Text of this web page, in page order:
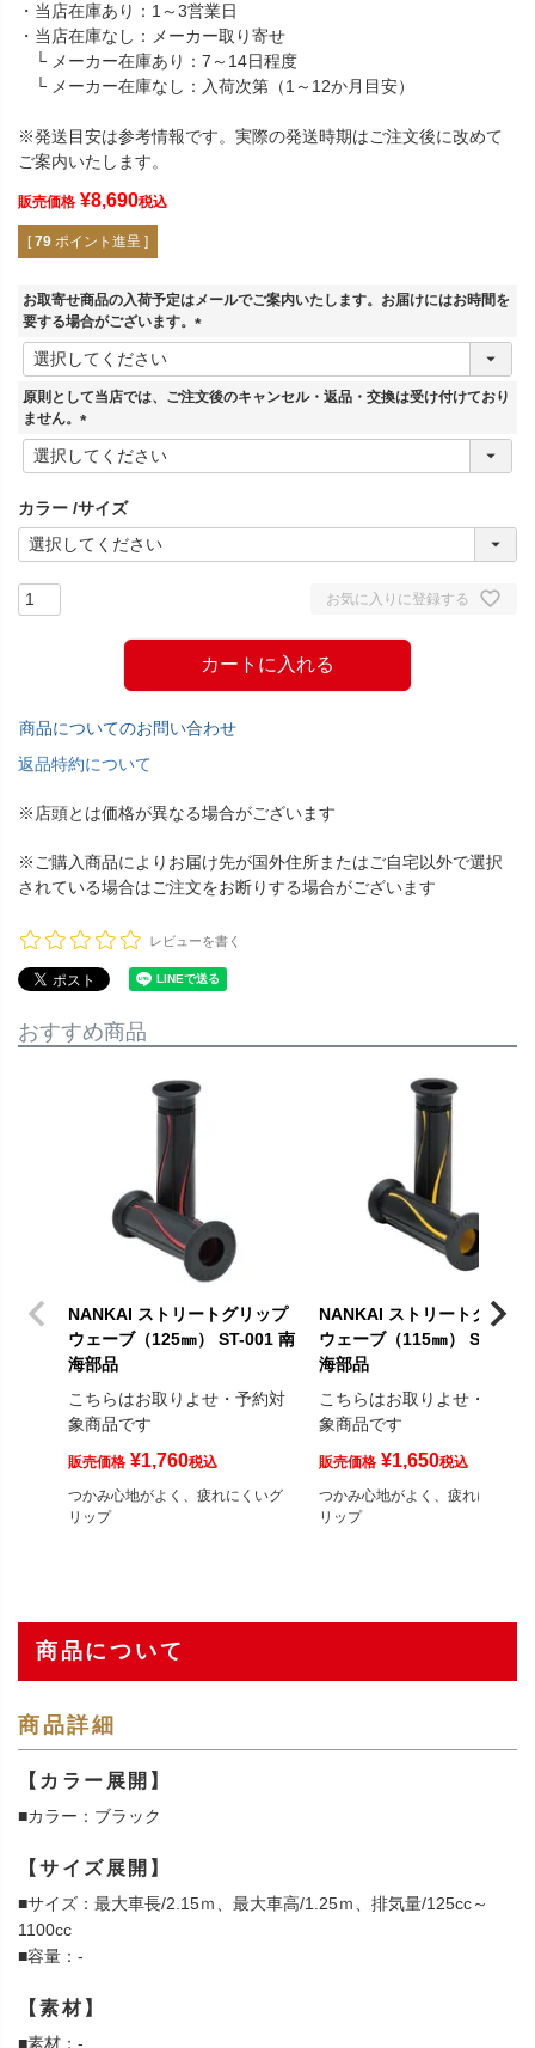
・当店在庫あり：1～3営業日
・当店在庫なし：メーカー取り寄せ
└ メーカー在庫あり：7～14日程度
└ メーカー在庫なし：入荷次第（1～12か月目安）
※発送目安は参考情報です。実際の発送時期はご注文後に改めて
ご案内いたします。
販売価格 ¥8,690税込
[ 79 ポイント進呈 ]
お取寄せ商品の入荷予定はメールでご案内いたします。お届けにはお時間を
要する場合がございます。
(
須
原則として当店では、ご注文後のキャンセル・返品・交換は受け付けており
ません。
(
必
)
カラー サイズ
お気に入りに登録する
カートに入れる
商品についてのお問い合わせ
返品特約について
※店頭とは価格が異なる場合がございます
※ご購入商品によりお届け先が国外住所またはご自宅以外で選択
されている場合はご注文をお断りする場合がございます
レビューを書く
おすすめ商品
NANKAI ストリートグリップ
ウェーブ（125㎜） ST-001 南
海部品
こちらはお取りよせ・予約対
象商品です
販売価格 ¥1,760税込
つかみ心地がよく、疲れにくいグ
リップ
NANKAI ストリートグリッ
ウェーブ（115㎜） ST-002
海部品
こちらはお取りよせ・予約対
象商品です
販売価格 ¥1,650税込
つかみ心地がよく、疲れにくいグ
リップ
商品について
商品詳細
【カラー展開】
■カラー：ブラック
【サイズ展開】
■サイズ：最大車長/2.15ｍ、最大車高/1.25ｍ、排気量/125cc～
1100cc
■容量：-
【素材】
■素材：-